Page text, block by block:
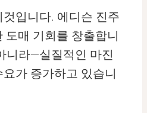
입니다. 에디슨 진주
도매 기회를 창출합니
니라—실질적인 마진
가 증가하고 있습니